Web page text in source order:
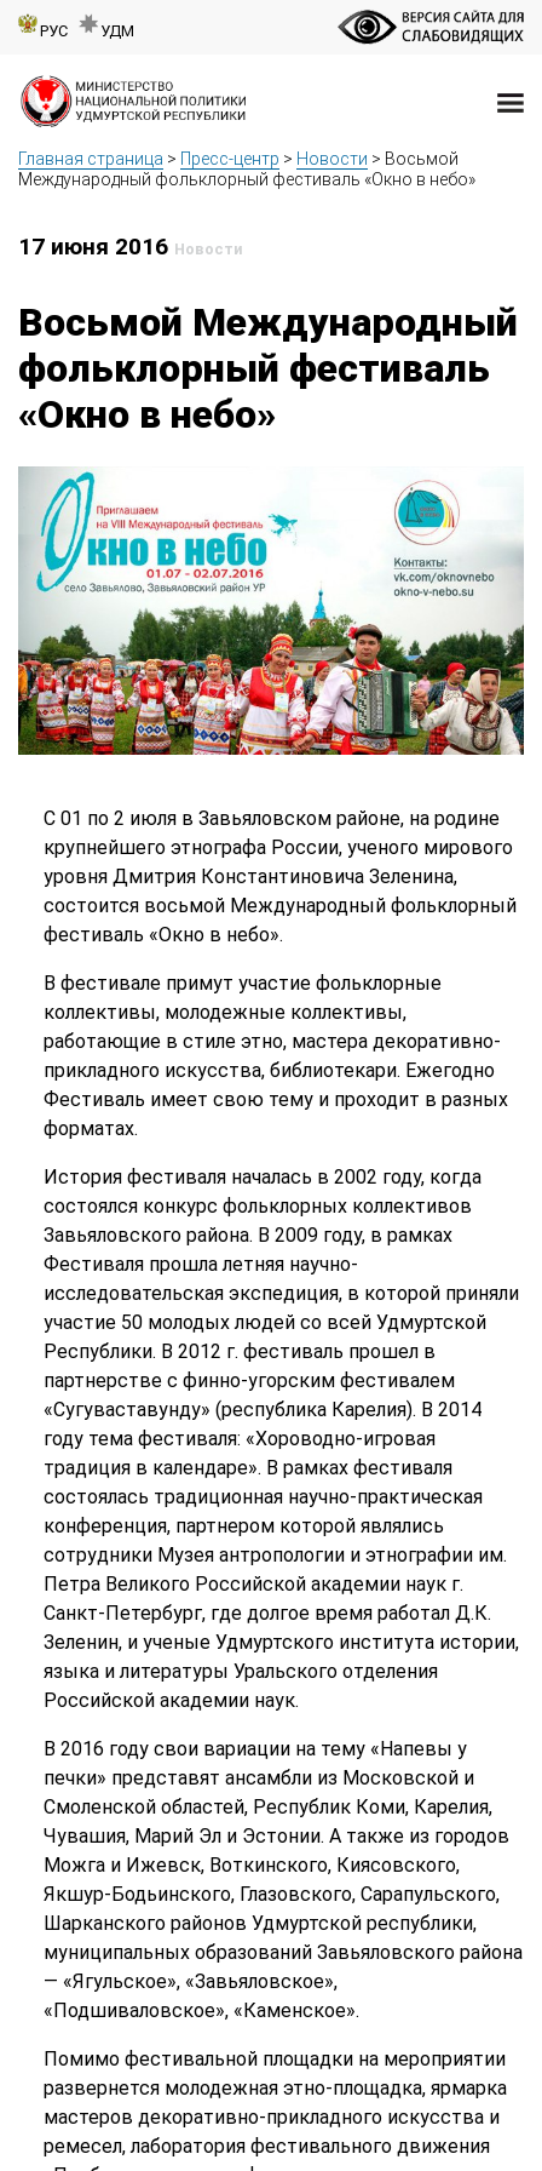
РУС УДМ
Главная страница > Пресс-центр > Новости > Восьмой
Международный фольклорный фестиваль «Окно в небо»
17 июня 2016 Новости
Восьмой Международный
фольклорный фестиваль
«Окно в небо»
С 01 по 2 июля в Завьяловском районе, на родине
крупнейшего этнографа России, ученого мирового
уровня Дмитрия Константиновича Зеленина,
состоится восьмой Международный фольклорный
фестиваль «Окно в небо».
В фестивале примут участие фольклорные
коллективы, молодежные коллективы,
работающие в стиле этно, мастера декоративно-
прикладного искусства, библиотекари. Ежегодно
Фестиваль имеет свою тему и проходит в разных
форматах.
История фестиваля началась в 2002 году, когда
состоялся конкурс фольклорных коллективов
Завьяловского района. В 2009 году, в рамках
Фестиваля прошла летняя научно-
исследовательская экспедиция, в которой приняли
участие 50 молодых людей со всей Удмуртской
Республики. В 2012 г. фестиваль прошел в
партнерстве с финно-угорским фестивалем
«Сугуваставунду» (республика Карелия). В 2014
году тема фестиваля: «Хороводно-игровая
традиция в календаре». В рамках фестиваля
состоялась традиционная научно-практическая
конференция, партнером которой являлись
сотрудники Музея антропологии и этнографии им.
Петра Великого Российской академии наук г.
Санкт-Петербург, где долгое время работал Д.К.
Зеленин, и ученые Удмуртского института истории,
языка и литературы Уральского отделения
Российской академии наук.
В 2016 году свои вариации на тему «Напевы у
печки» представят ансамбли из Московской и
Смоленской областей, Республик Коми, Карелия,
Чувашия, Марий Эл и Эстонии. А также из городов
Можга и Ижевск, Воткинского, Киясовского,
Якшур-Бодьинского, Глазовского, Сарапульского,
Шарканского районов Удмуртской республики,
муниципальных образований Завьяловского района
— «Ягульское», «Завьяловское»,
«Подшиваловское», «Каменское».
Помимо фестивальной площадки на мероприятии
развернется молодежная этно-площадка, ярмарка
мастеров декоративно-прикладного искусства и
ремесел, лаборатория фестивального движения